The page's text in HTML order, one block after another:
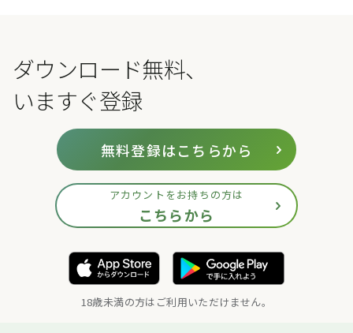
ダウンロード無料、
いますぐ登録
無料登録はこちらから
アカウントをお持ちの方は
こちらから
18歳未満の方はご利用いただけません。